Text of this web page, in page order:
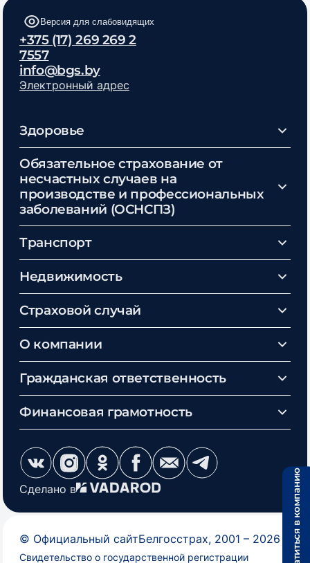
Версия для слабовидящих
+375 (17) 269 269 2
7557
info@bgs.by
Электронный адрес
Здоровье
Обязательное страхование от
несчастных случаев на
производстве и профессиональных
заболеваний (ОСНСПЗ)
Транспорт
Недвижимость
Страховой случай
О компании
Гражданская ответственность
Финансовая грамотность
Сделано в
© Официальный сайтБелгосстрах, 2001 – 2026
Свидетельство о государственной регистрации Обратиться в компанию